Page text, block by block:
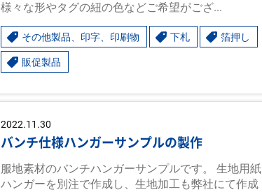
様々な形やタグの紐の色などご希望がござ...
その他製品、印字、印刷物 下札 箔押し
販促製品
2022.11.30
バンチ仕様ハンガーサンプルの製作
服地素材のバンチハンガーサンプルです。 生地用紙
ハンガーを別注で作成し、生地加工も弊社にて作成